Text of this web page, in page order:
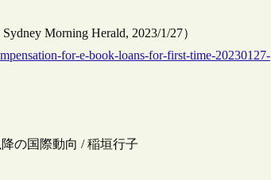
Morning Herald, 2023/1/27）
for-e-book-loans-for-first-time-20230127-
の国際動向 / 稲垣行子